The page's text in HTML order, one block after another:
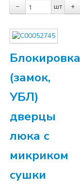
−
шт +
Блокировка
(замок,
УБЛ)
дверцы
люка с
микриком
сушки